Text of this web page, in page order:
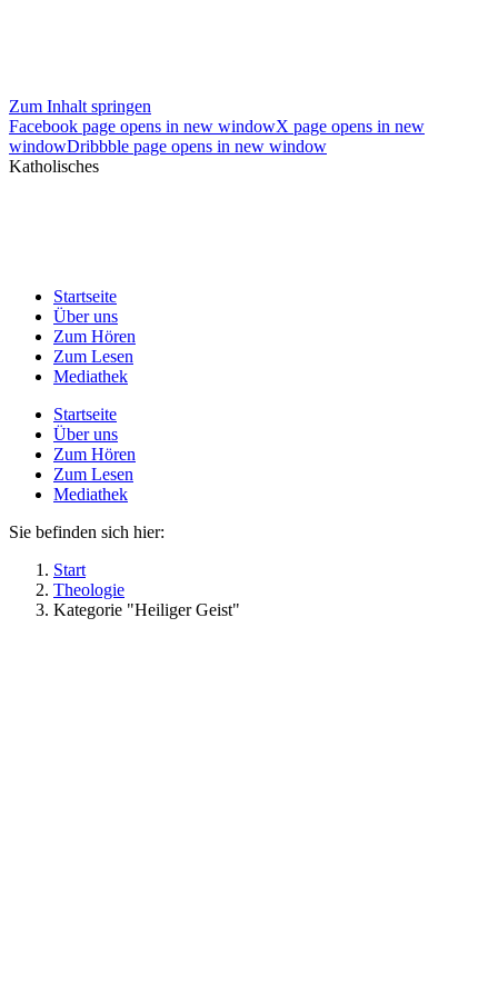
Zum Inhalt springen
Facebook page opens in new windowX page opens in new
windowDribbble page opens in new window
Katholisches
Startseite
Über uns
Zum Hören
Zum Lesen
Mediathek
Startseite
Über uns
Zum Hören
Zum Lesen
Mediathek
Sie befinden sich hier:
Start
Theologie
Kategorie "Heiliger Geist"